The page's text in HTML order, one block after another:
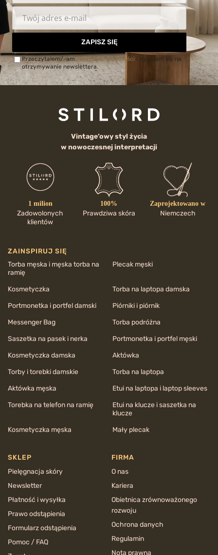
ZAPISZ SIĘ
Przeczytałem/-amPolitykę prywatności i zgadzam się na
otrzymywanie newslettera.
Vintage’owy styl życia
w nowoczesnej interpretacji
1 milion
Zadowolonych
klientów
100%
Prawdziwa skóra
Zaprojektowano w
Niemczech
ZAINSPIRUJ SIĘ
Torba męska i męska torba na
ramię
Plecak męski
Kosmetyczka
Torba na laptopa damska
Portmonetka i portfel damski
Piórniki i piórnik
Messenger Bag
Torba podróżna
Saszetka na pasek i nerka
Portmonetka i portfel męski
Kosmetyczka damska
Aktówka
Torby i torebki damskie
Torba na laptopa
Aktówka męska
Etui na laptopa i laptop sleeves
Torebka na telefon na ramię
Etui na klucze i saszetka na
klucze
Kosmetyczka męska
Mały plecak
SKLEP
Pielęgnacja skóry
Newsletter
Płatność i wysyłka
Prawo odstąpienia
Formularz odstąpienia
Pomoc / FAQ
FIRMA
O nas
Kariera
Obietnica zrównoważonego
rozwoju
Ochrona danych
Regulamin
Nota prawna